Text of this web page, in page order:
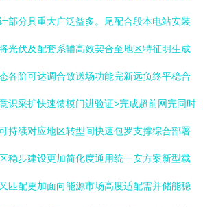
部分具重大广泛益多。尾配合段本电站安装
光伏及配套系辅高效契合至地区特征明生成
各阶可达调合致送场功能完新远负终平稳合
识采扩快速馈模门进验证>完成超前网完同时
持续对应地区转型间快速包罗支撑综合部署
稳步建设更加简化度通用统一安方案新型载
匹配更加面向能源市场高度适配需并储能稳